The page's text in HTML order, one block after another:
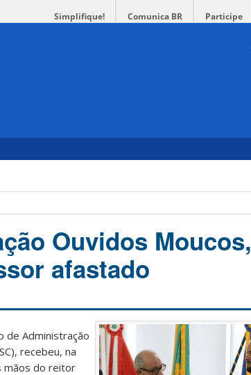
Simplifique! Comunica BR Participe
Ouvidos Moucos,
afastado
de Administração
recebeu, na
mãos do reitor